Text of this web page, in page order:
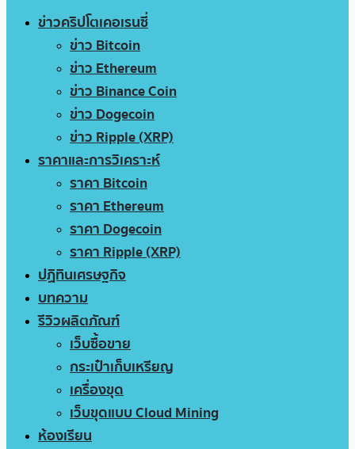
ข่าวคริปโตเคอเรนซี่
ข่าว Bitcoin
ข่าว Ethereum
ข่าว Binance Coin
ข่าว Dogecoin
ข่าว Ripple (XRP)
ราคาและการวิเคราะห์
ราคา Bitcoin
ราคา Ethereum
ราคา Dogecoin
ราคา Ripple (XRP)
ปฏิทินเศรษฐกิจ
บทความ
รีวิวผลิตภัณฑ์
เว็บซื้อขาย
กระเป๋าเก็บเหรียญ
เครื่องขุด
เว็บขุดแบบ Cloud Mining
ห้องเรียน